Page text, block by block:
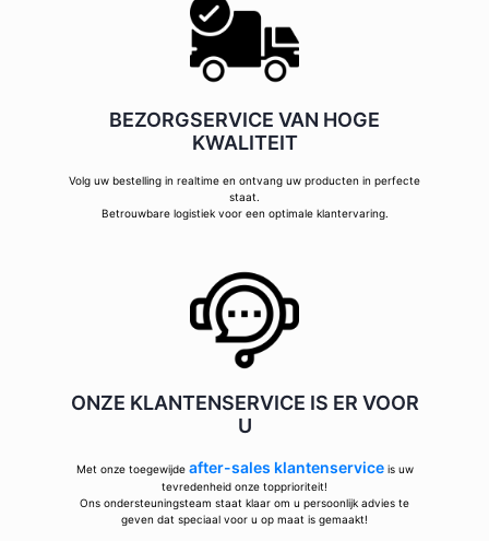
BEZORGSERVICE VAN HOGE
KWALITEIT
Volg uw bestelling in realtime en ontvang uw producten in perfecte
staat.
Betrouwbare logistiek voor een optimale klantervaring.
ONZE KLANTENSERVICE IS ER VOOR
U
Met onze toegewijde after-sales klantenserviceis uw
tevredenheid onze topprioriteit!
Ons ondersteuningsteam staat klaar om u persoonlijk advies te
geven dat speciaal voor u op maat is gemaakt!